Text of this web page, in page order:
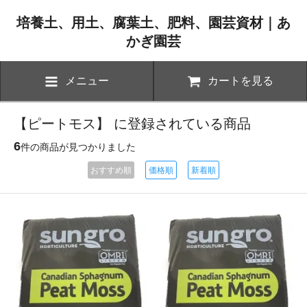
培養土、用土、腐葉土、肥料、園芸資材｜あ
かぎ園芸
メニュー カートを見る
【ピートモス】 に登録されている商品
6件の商品が見つかりました
おすすめ順 価格順 新着順